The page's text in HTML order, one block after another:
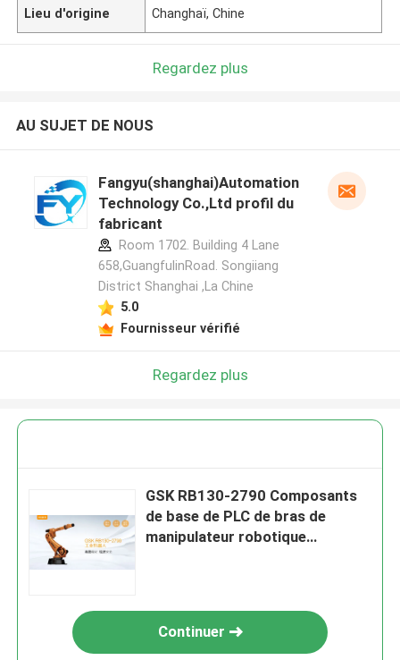
Lieu d'origine Changhaï, Chine
Regardez plus
AU SUJET DE NOUS
Fangyu(shanghai)Automation
Technology Co.,Ltd profil du
fabricant
Room 1702. Building 4 Lane
658,GuangfulinRoad. Songiiang
District Shanghai ,La Chine
5.0
Fournisseur vérifié
Regardez plus
GSK RB130-2790 Composants
de base de PLC de bras de
manipulateur robotique
Continuer